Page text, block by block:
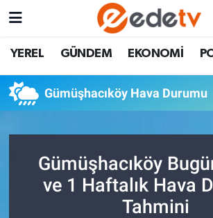
YEREL GÜNDEM EKONOMİ
Gümüşhacıköy Hava Durumu
Gümüşhacıköy
ve 1 Haftalık Hava
Tahmini